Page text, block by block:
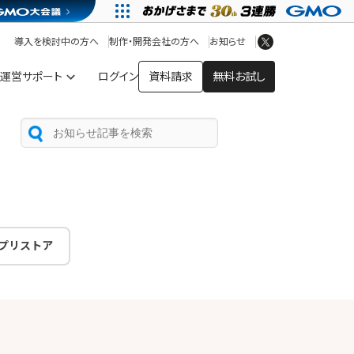
運営サポート ログイン 資料請求 無料お試し
導入を検討中の方へ 制作・開発会社の方へ お知らせ
アプリストア
ヘルプを見る
ヘルプセンター
リストア